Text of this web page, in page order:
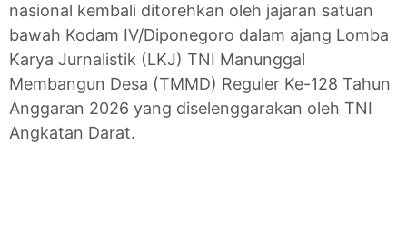
nasional kembali ditorehkan oleh jajaran satuan
bawah Kodam IV/Diponegoro dalam ajang Lomba
Karya Jurnalistik (LKJ) TNI Manunggal
Membangun Desa (TMMD) Reguler Ke-128 Tahun
Anggaran 2026 yang diselenggarakan oleh TNI
Angkatan Darat.